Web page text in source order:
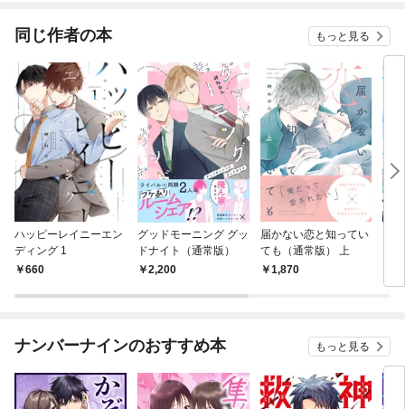
息
う
（
同じ作者の本 もっと見る
ハッピーレイニーエン
ディング 1
660
グッドモーニング グッ
ドナイト（通常版）
2,200
届かない恋と知ってい
ても（通常版） 上
1,870
ナンバーナインのおすすめ本 もっと見る